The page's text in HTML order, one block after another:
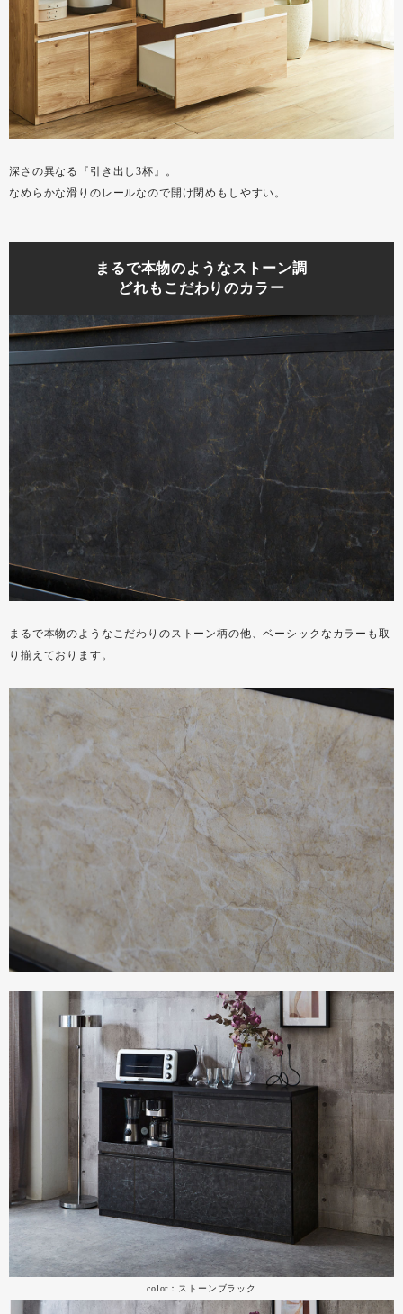
深さの異なる『引き出し3杯』。
なめらかな滑りのレールなので開け閉めもしやすい。
まるで本物のようなストーン調
どれもこだわりのカラー
まるで本物のようなこだわりのストーン柄の他、ベーシックなカラーも取
り揃えております。
color：ストーンブラック